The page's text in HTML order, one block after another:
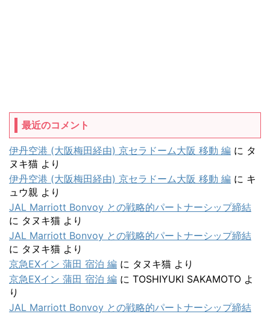
最近のコメント
伊丹空港 (大阪梅田経由) 京セラドーム大阪 移動 編 に タ
ヌキ猫 より
伊丹空港 (大阪梅田経由) 京セラドーム大阪 移動 編 に キ
ュウ親 より
JAL Marriott Bonvoy との戦略的パートナーシップ締結
に タヌキ猫 より
JAL Marriott Bonvoy との戦略的パートナーシップ締結
に タヌキ猫 より
京急EXイン 蒲田 宿泊 編 に タヌキ猫 より
京急EXイン 蒲田 宿泊 編 に TOSHIYUKI SAKAMOTO よ
り
JAL Marriott Bonvoy との戦略的パートナーシップ締結